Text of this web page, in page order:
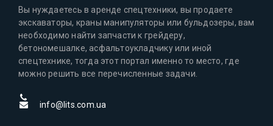
Вы нуждаетесь в аренде спецтехники, вы продаете
экскаваторы, краны манипуляторы или бульдозеры, вам
необходимо найти запчасти к грейдеру,
бетономешалке, асфальтоукладчику или иной
спецтехнике, тогда этот портал именно то место, где
можно решить все перечисленные задачи.
info@lits.com.ua